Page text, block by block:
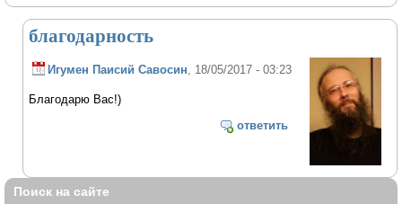
благодарность
Игумен Паисий Савосин, 18/05/2017 - 03:23
Благодарю Вас!)
ответить
Поиск на сайте